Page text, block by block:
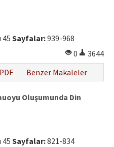
45 Sayfalar:939-968
0
3644
PDF Benzer Makaleler
Oluşumunda Din
45 Sayfalar:821-834